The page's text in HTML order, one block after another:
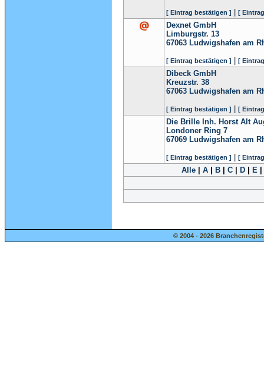
[ Eintrag bestätigen ] [
Dexnet GmbH
Limburgstr. 13
67063 Ludwigshafen am
[ Eintrag bestätigen ] [
Dibeck GmbH
Kreuzstr. 38
67063 Ludwigshafen am
[ Eintrag bestätigen ] [
Die Brille Inh. Horst Alt
Londoner Ring 7
67069 Ludwigshafen am
[ Eintrag bestätigen ] [
Alle| A| B| C| D| E|
© 2004 - 2026